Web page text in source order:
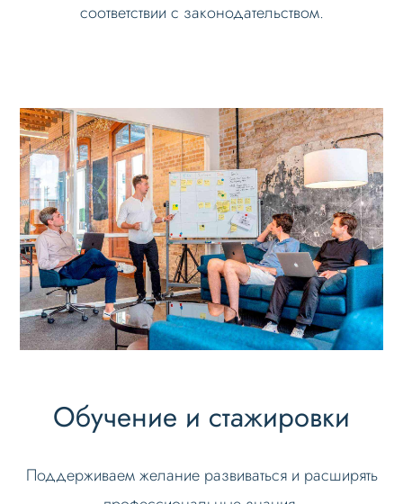
соответствии с законодательством.
Обучение и стажировки
Поддерживаем желание развиваться и расширять